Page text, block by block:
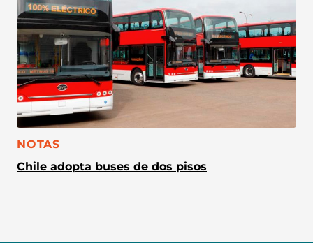
CATEGORÍA:
NOTAS
Chile adopta buses de dos pisos